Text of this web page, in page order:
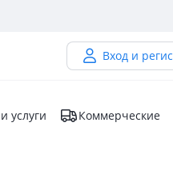
Вход и
услуги Коммерческие